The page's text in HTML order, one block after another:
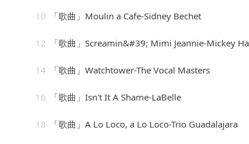
10 「歌曲」Moulin a Cafe-Sidney Bechet
12 「歌曲」Screamin&#39; Mimi Jeannie-Mickey
14 「歌曲」Watchtower-The Vocal Masters
16 「歌曲」Isn't It A Shame-LaBelle
18 「歌曲」A Lo Loco, a Lo Loco-Trio Guadalajara